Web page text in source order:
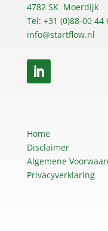
4782 SK Moerdijk
Tel: +31 (0)88-00 44
info@startflow.nl
Home
Disclaimer
Algemene
Privacyverklaring